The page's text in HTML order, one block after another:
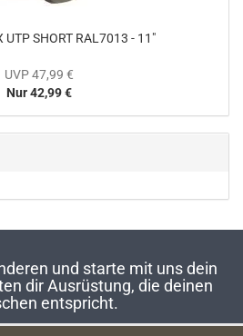
UTP SHORT RAL7013 - 11"
UVP 47,99 €
Nur 42,99 €
und starte mit uns dein
dir Ausrüstung, die deinen
entspricht.